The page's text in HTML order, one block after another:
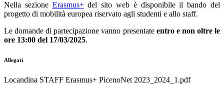
Nella sezione Erasmus+del sito web è disponibile il bando del
progetto di mobilità europea riservato agli studenti e allo staff.
Le domande di partecipazione vanno presentate entro e non oltre le
ore 13:00 del 17/03/2025.
Allegati
Locandina STAFF Erasmus+ PicenoNet 2023_2024_1.pdf